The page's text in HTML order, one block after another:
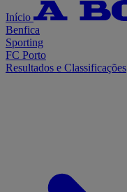
Início
Benfica
Sporting
FC Porto
Resultados e Classificações